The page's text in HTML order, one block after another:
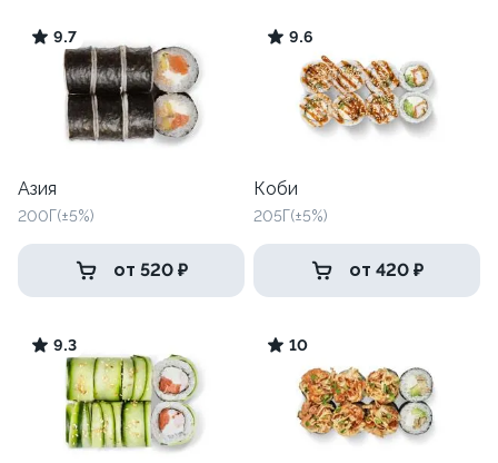
9.7
Азия
200Г(±5%)
от 520 ₽
9.6
Коби
205Г(±5%)
от 420 ₽
9.3 10